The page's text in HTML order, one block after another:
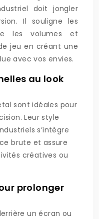
doit jongler
Il souligne les
les volumes et
jeu en créant une
avec vos envies.
au look
sont idéales pour
Leur style
s’intègre
brute et assure
créatives ou
prolonger
un écran ou